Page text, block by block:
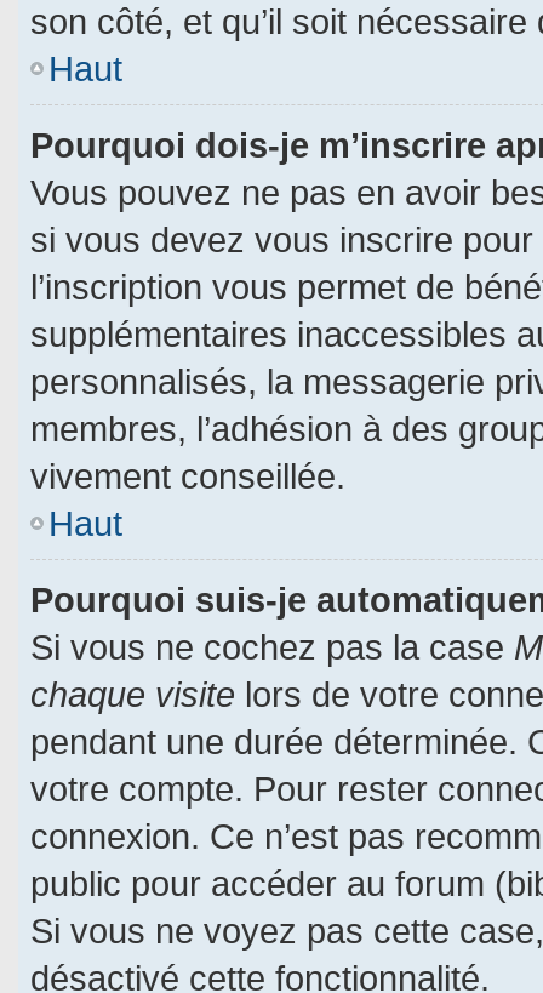
son côté, et qu’il soit nécessaire
Haut
Pourquoi dois-je m’inscrire
Vous pouvez ne pas en avoir
si vous devez vous inscrire
l’inscription vous permet de
supplémentaires inaccessibles
personnalisés, la messagerie
membres, l’adhésion à des
vivement conseillée.
Haut
Pourquoi suis-je
Si vous ne cochez pas la case
chaque visite lors de votre
pendant une durée déterminée.
votre compte. Pour rester
connexion. Ce n’est pas
public pour accéder au forum
Si vous ne voyez pas cette
désactivé cette fonctionnalité.